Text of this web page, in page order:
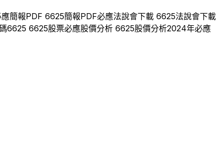
簡報PDF 6625簡報PDF必應法說會下載 6625法說會下載
6625 6625股票必應股價分析 6625股價分析2024年必應